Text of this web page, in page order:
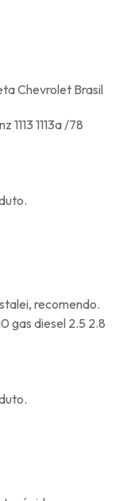
Chevrolet Brasil
1113a /78
recomendo.
gas diesel 2.5 2.8